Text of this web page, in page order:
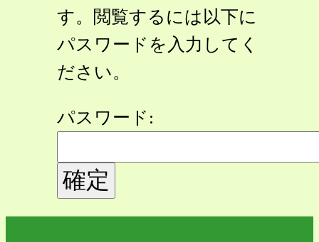
す。閲覧するには以下に
パスワードを入力してく
ださい。
パスワード: